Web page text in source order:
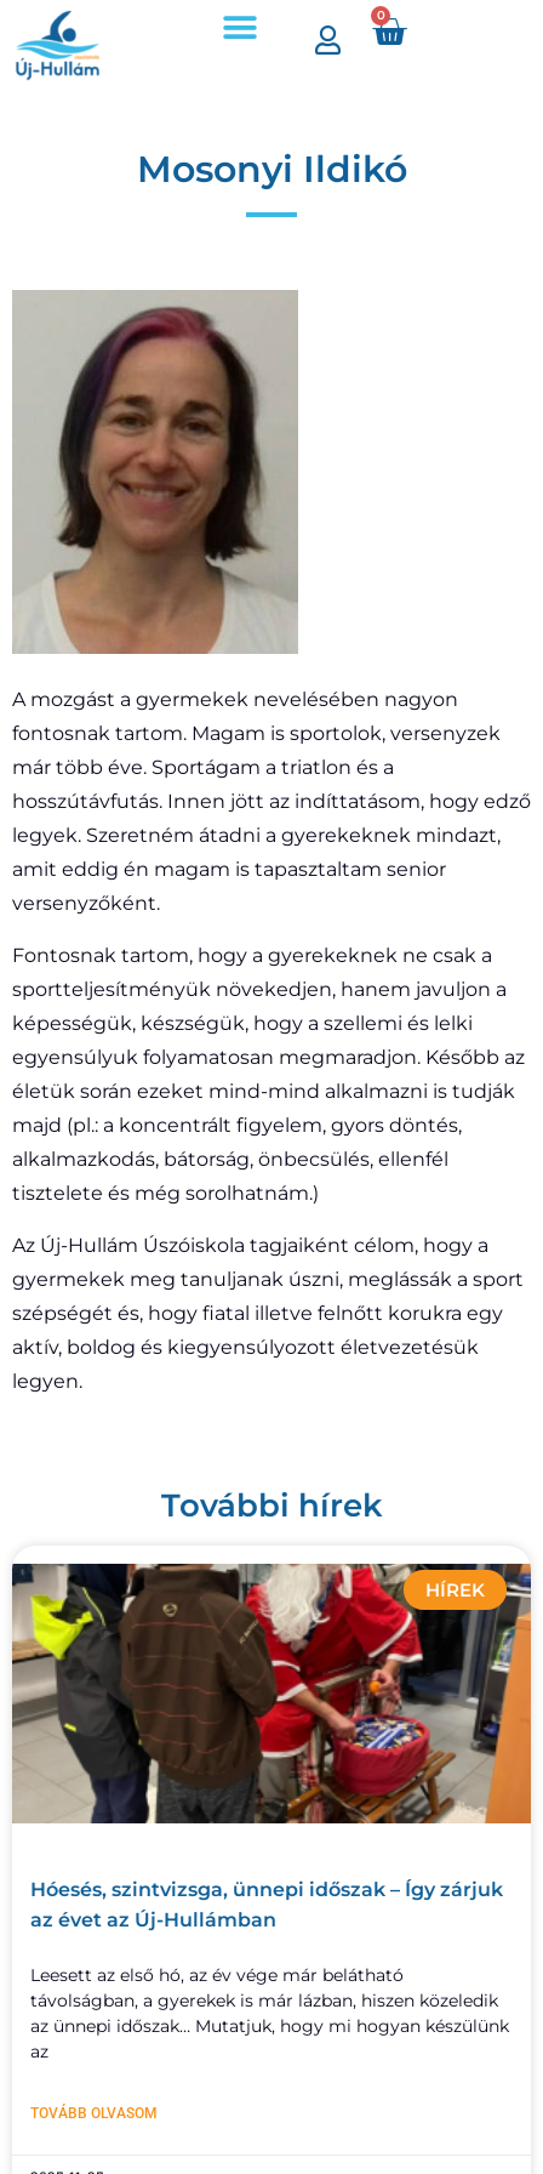
0
Mosonyi Ildikó
A mozgást a gyermekek nevelésében nagyon
fontosnak tartom. Magam is sportolok, versenyzek
már több éve. Sportágam a triatlon és a
hosszútávfutás. Innen jött az indíttatásom, hogy edző
legyek. Szeretném átadni a gyerekeknek mindazt,
amit eddig én magam is tapasztaltam senior
versenyzőként.
Fontosnak tartom, hogy a gyerekeknek ne csak a
sportteljesítményük növekedjen, hanem javuljon a
képességük, készségük, hogy a szellemi és lelki
egyensúlyuk folyamatosan megmaradjon. Később az
életük során ezeket mind-mind alkalmazni is tudják
majd (pl.: a koncentrált figyelem, gyors döntés,
alkalmazkodás, bátorság, önbecsülés, ellenfél
tisztelete és még sorolhatnám.)
Az Új-Hullám Úszóiskola tagjaiként célom, hogy a
gyermekek meg tanuljanak úszni, meglássák a sport
szépségét és, hogy fiatal illetve felnőtt korukra egy
aktív, boldog és kiegyensúlyozott életvezetésük
legyen.
További hírek
HÍREK
Hóesés, szintvizsga, ünnepi időszak – Így zárjuk
az évet az Új-Hullámban
Leesett az első hó, az év vége már belátható
távolságban, a gyerekek is már lázban, hiszen közeledik
az ünnepi időszak… Mutatjuk, hogy mi hogyan készülünk
az
TOVÁBB OLVASOM